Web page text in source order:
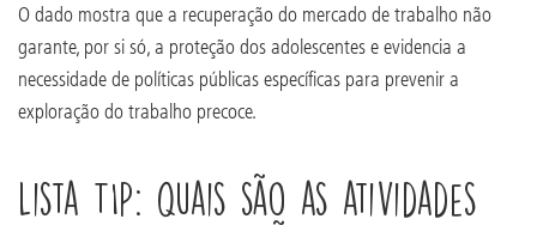
O dado mostra que a recuperação do mercado de trabalho não
garante, por si só, a proteção dos adolescentes e evidencia a
necessidade de políticas públicas específicas para prevenir a
exploração do trabalho precoce.
Lista TIP: quais são as atividades